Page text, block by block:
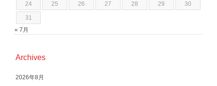
24 25 26 27 28 29 30
31
« 7月
Archives
2026年8月